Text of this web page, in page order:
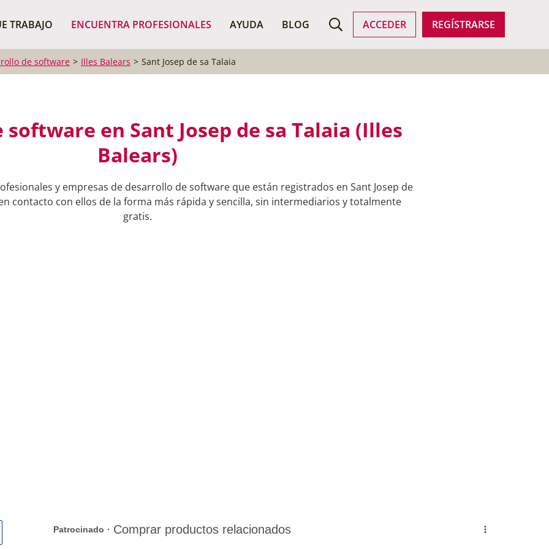
TRABAJO ENCUENTRA PROFESIONALES AYUDA BLOG ACCEDER REGÍSTRARSE
BUSCAR PROFESIONALES
de software Illes Balears Sant Josep de sa Talaia
en Sant Josep de sa Talaia (Illes
Balears)
y empresas de desarrollo de software que están registrados en Sant Josep de
contacto con ellos de la forma más rápida y sencilla, sin intermediarios y totalmente
gratis.